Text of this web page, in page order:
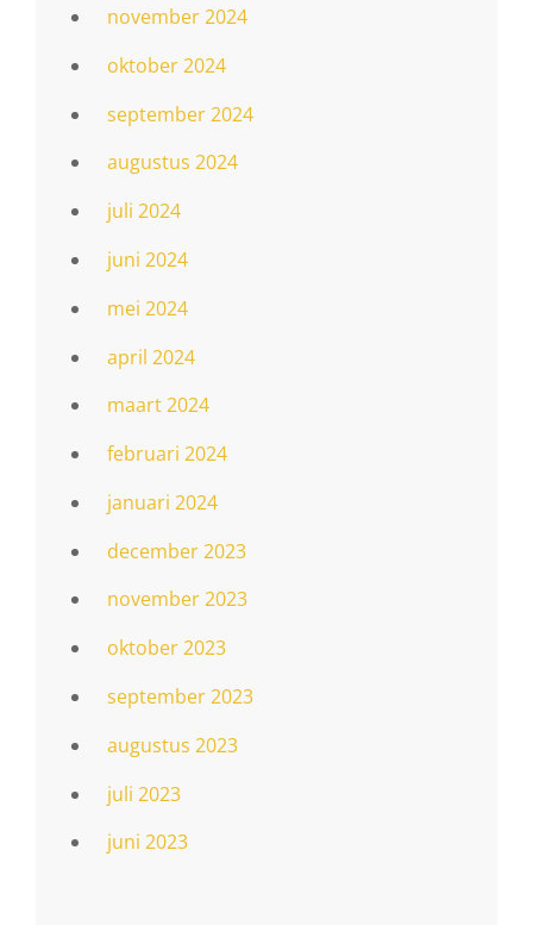
november 2024
oktober 2024
september 2024
augustus 2024
juli 2024
juni 2024
mei 2024
april 2024
maart 2024
februari 2024
januari 2024
december 2023
november 2023
oktober 2023
september 2023
augustus 2023
juli 2023
juni 2023